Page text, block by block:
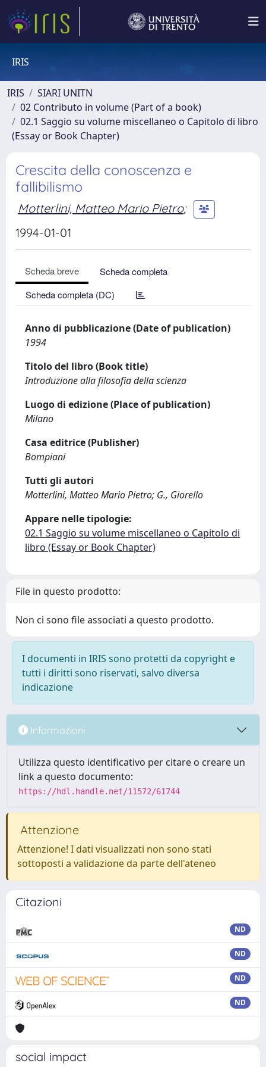
IRIS
IRIS
SIARI UNITN
02 Contributo in volume (Part of a book)
02.1 Saggio su volume miscellaneo o Capitolo di libro
(Essay or Book Chapter)
Crescita della conoscenza e
fallibilismo
Motterlini, Matteo Mario Pietro;
1994-01-01
Scheda breve
Scheda completa
Scheda completa (DC)
Anno di pubblicazione (Date of publication)
1994
Titolo del libro (Book title)
Introduzione alla filosofia della scienza
Luogo di edizione (Place of publication)
Milano
Casa editrice (Publisher)
Bompiani
Tutti gli autori
Motterlini, Matteo Mario Pietro; G., Giorello
Appare nelle tipologie:
02.1 Saggio su volume miscellaneo o Capitolo di
libro (Essay or Book Chapter)
File in questo prodotto:
Non ci sono file associati a questo prodotto.
I documenti in IRIS sono protetti da copyright e
tutti i diritti sono riservati, salvo diversa
indicazione
Informazioni
Utilizza questo identificativo per citare o creare un
link a questo documento:
https://hdl.handle.net/11572/61744
Attenzione
Attenzione! I dati visualizzati non sono stati
sottoposti a validazione da parte dell'ateneo
Citazioni
ND
ND
ND
ND
social impact